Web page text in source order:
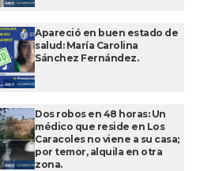
Apareció en buen estado de
salud: María Carolina
Sánchez Fernández.
Dos robos en 48 horas: Un
médico que reside en Los
Caracoles no viene a su casa;
por temor, alquila en otra
zona.